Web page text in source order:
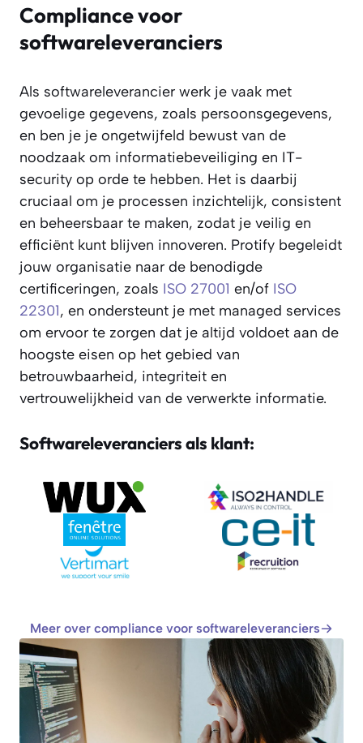
Compliance voor
softwareleveranciers
Als softwareleverancier werk je vaak met
gevoelige gegevens, zoals persoonsgegevens,
en ben je je ongetwijfeld bewust van de
noodzaak om informatiebeveiliging en IT-
security op orde te hebben. Het is daarbij
cruciaal om je processen inzichtelijk, consistent
en beheersbaar te maken, zodat je veilig en
efficiënt kunt blijven innoveren. Protify begeleidt
jouw organisatie naar de benodigde
certificeringen, zoals ISO 27001 en/of ISO
22301, en ondersteunt je met managed services
om ervoor te zorgen dat je altijd voldoet aan de
hoogste eisen op het gebied van
betrouwbaarheid, integriteit en
vertrouwelijkheid van de verwerkte informatie.
Softwareleveranciers als klant:
Meer over compliance voor softwareleveranciers